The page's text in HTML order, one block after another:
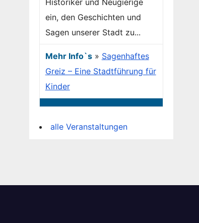
Historiker und Neugierige
ein, den Geschichten und
Sagen unserer Stadt zu...
Mehr Info`s» Sagenhaftes
Greiz – Eine Stadtführung für
Kinder
alle Veranstaltungen